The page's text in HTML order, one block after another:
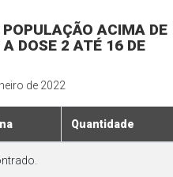
POPULAÇÃO ACIMA DE
DOSE 2 ATÉ 16 DE
de 2022
Quantidade